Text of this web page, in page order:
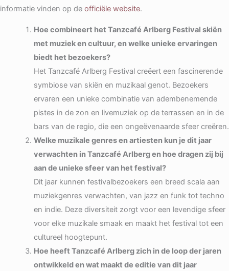
informatie vinden op de officiële website.
Hoe combineert het Tanzcafé Arlberg Festival skiën
met muziek en cultuur, en welke unieke ervaringen
biedt het bezoekers?
Het Tanzcafé Arlberg Festival creëert een fascinerende
symbiose van skiën en muzikaal genot. Bezoekers
ervaren een unieke combinatie van adembenemende
pistes in de zon en livemuziek op de terrassen en in de
bars van de regio, die een ongeëvenaarde sfeer creëren.
Welke muzikale genres en artiesten kun je dit jaar
verwachten in Tanzcafé Arlberg en hoe dragen zij bij
aan de unieke sfeer van het festival?
Dit jaar kunnen festivalbezoekers een breed scala aan
muziekgenres verwachten, van jazz en funk tot techno
en indie. Deze diversiteit zorgt voor een levendige sfeer
voor elke muzikale smaak en maakt het festival tot een
cultureel hoogtepunt.
Hoe heeft Tanzcafé Arlberg zich in de loop der jaren
ontwikkeld en wat maakt de editie van dit jaar